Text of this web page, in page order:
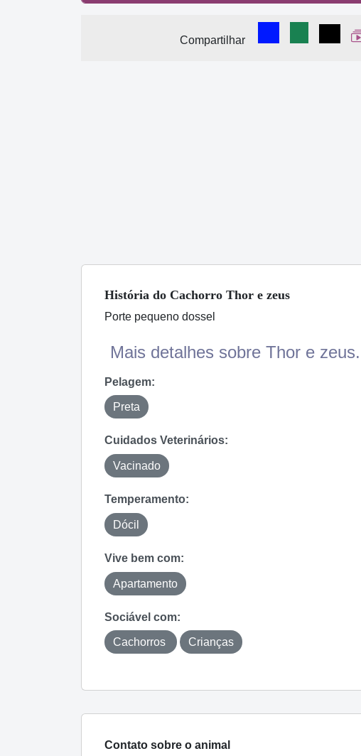
Compartilhar
Compartilhar no
História do Cachorro Thor e zeus
Porte pequeno dossel
Mais detalhes sobre Thor e
Pelagem:
Preta
Cuidados Veterinários:
Vacinado
Temperamento:
Dócil
Vive bem com:
Apartamento
Sociável com:
Cachorros Crianças
Contato sobre o animal